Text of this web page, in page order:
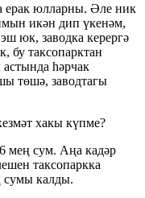
ерак юлларны. Әле ник
икән дип үкенәм,
юк, заводка керергә
бу таксопарктан
һәрчак
төшә, заводтагы
хакы күпме?
мең сум. Аңа кадәр
таксопаркка
сумы калды.